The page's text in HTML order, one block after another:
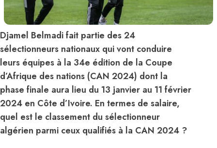
Djamel Belmadi fait partie des 24
sélectionneurs nationaux qui vont conduire
leurs équipes à la 34e édition de la Coupe
d’Afrique des nations (CAN 2024) dont la
phase finale aura lieu du 13 janvier au 11 février
2024 en Côte d’Ivoire. En termes de salaire,
quel est le classement du sélectionneur
algérien parmi ceux qualifiés à la CAN 2024 ?